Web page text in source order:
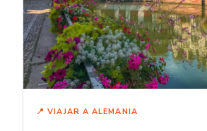
📍 VIAJAR A ALEMANIA